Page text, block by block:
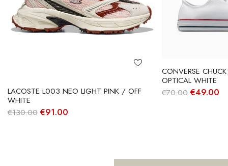
LACOSTE L003 NEO LIGHT PINK / OFF
WHITE
€130.00 O
€91.00
CONVERSE
OPTICAL WHITE
€70.00 O
€49.00